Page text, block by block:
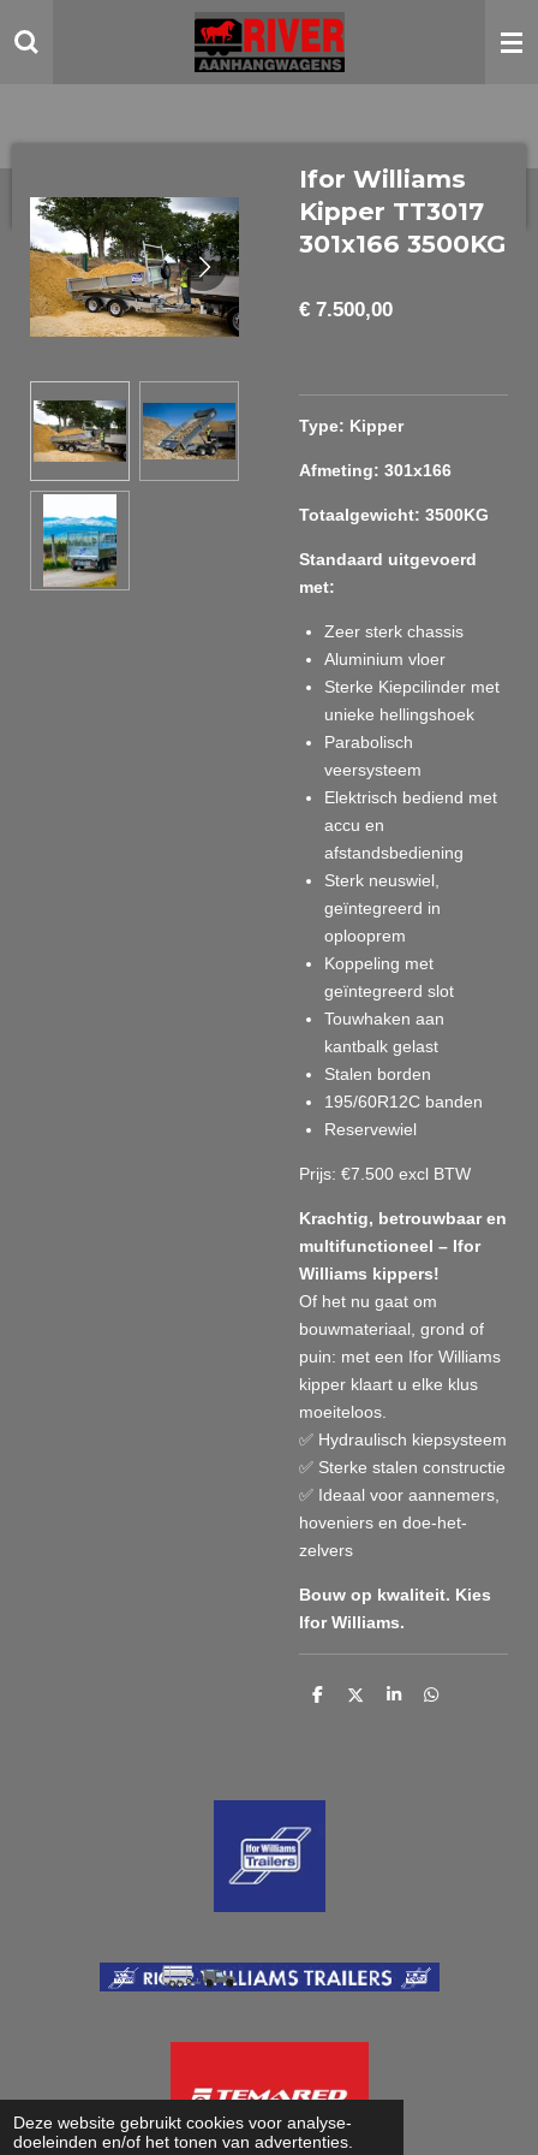
Deze website gebruikt cookies voor analyse-
doeleinden en/of het tonen van advertenties.
direct
Ifor Williams
Kipper TT3017
301x166 3500KG
€ 7.500,00
Type: Kipper
Afmeting: 301x166
Totaalgewicht: 3500KG
Standaard uitgevoerd
met:
Zeer sterk chassis
Aluminium vloer
Sterke Kiepcilinder met
unieke hellingshoek
Parabolisch
veersysteem
Elektrisch bediend met
accu en
afstandsbediening
Sterk neuswiel,
geïntegreerd in
oplooprem
Koppeling met
geïntegreerd slot
Touwhaken aan
kantbalk gelast
Stalen borden
195/60R12C banden
Reservewiel
Prijs: €7.500 excl BTW
Krachtig, betrouwbaar en
multifunctioneel – Ifor
Williams kippers!
Of het nu gaat om
bouwmateriaal, grond of
puin: met een Ifor Williams
kipper klaart u elke klus
moeiteloos.
✅ Hydraulisch kiepsysteem
✅ Sterke stalen constructie
✅ Ideaal voor aannemers,
hoveniers en doe-het-
zelvers
Bouw op kwaliteit. Kies
Ifor Williams.
D
D
S
D